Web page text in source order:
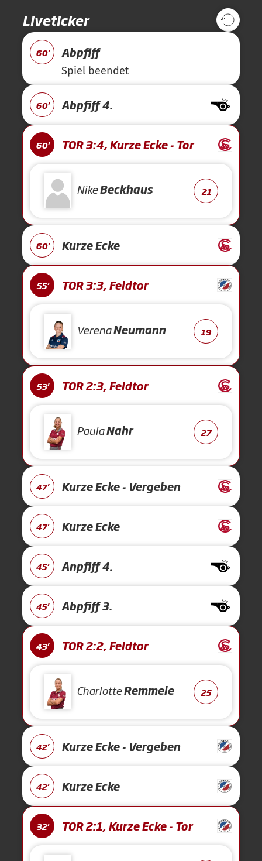
Liveticker
60' Abpfiff
Spiel beendet
60' Abpfiff 4.
60' TOR 3:4, Kurze Ecke - Tor
NikeBeckhaus 21
60' Kurze Ecke
55' TOR 3:3, Feldtor
VerenaNeumann 19
53' TOR 2:3, Feldtor
PaulaNahr 27
47' Kurze Ecke - Vergeben
47' Kurze Ecke
45' Anpfiff 4.
45' Abpfiff 3.
43' TOR 2:2, Feldtor
CharlotteRemmele 25
42' Kurze Ecke - Vergeben
42' Kurze Ecke
32' TOR 2:1, Kurze Ecke - Tor